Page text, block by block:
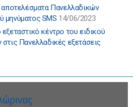
αποτελέσματα Πανελλαδικών
μηνύματος SMS 14/06/2023
κέντρο του ειδικού
Πανελλαδικές εξετάσεις